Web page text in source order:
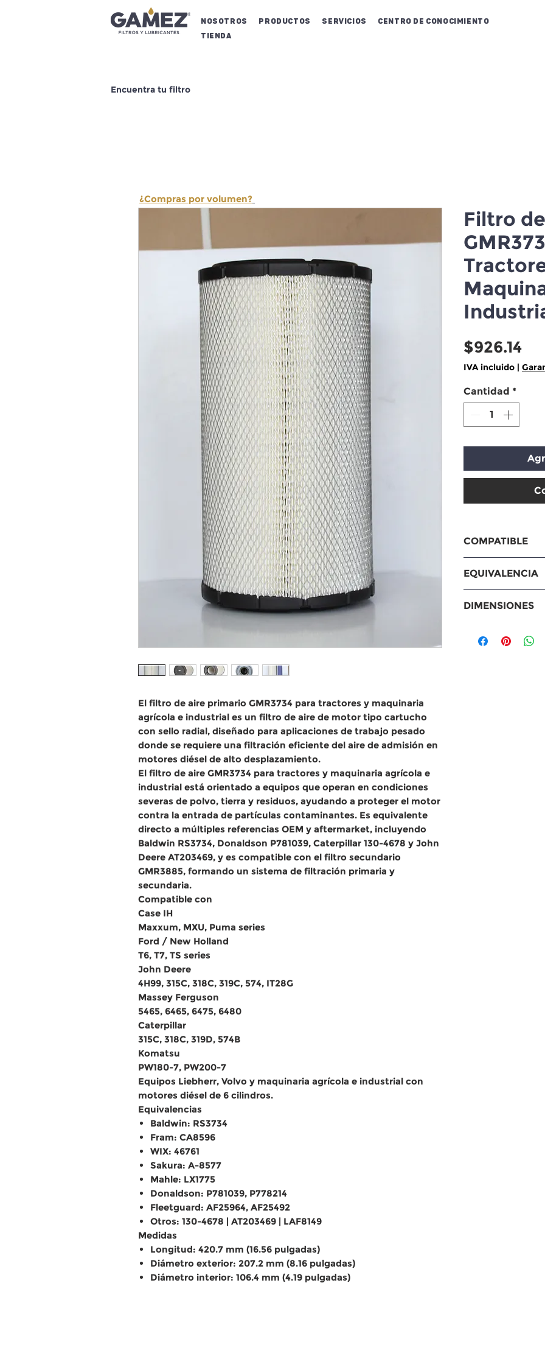
NOSOTROS Productos Servicios
Centro de conocimiento
Tienda
Encuentra tu filtro
El filtro de aire primario GMR3734 para tractores y maquinaria
agrícola e industrial es un filtro de aire de motor tipo cartucho
con sello radial, diseñado para aplicaciones de trabajo pesado
donde se requiere una filtración eficiente del aire de admisión en
motores diésel de alto desplazamiento.
El filtro de aire GMR3734 para tractores y maquinaria agrícola e
industrial está orientado a equipos que operan en condiciones
severas de polvo, tierra y residuos, ayudando a proteger el motor
contra la entrada de partículas contaminantes. Es equivalente
directo a múltiples referencias OEM y aftermarket, incluyendo
Baldwin RS3734, Donaldson P781039, Caterpillar 130-4678 y John
Deere AT203469, y es compatible con el filtro secundario
GMR3885, formando un sistema de filtración primaria y
secundaria.
Compatible con
Case IH
Maxxum, MXU, Puma series
Ford / New Holland
T6, T7, TS series
John Deere
4H99, 315C, 318C, 319C, 574, IT28G
Massey Ferguson
5465, 6465, 6475, 6480
Caterpillar
315C, 318C, 319D, 574B
Komatsu
PW180-7, PW200-7
Equipos Liebherr, Volvo y maquinaria agrícola e industrial con
motores diésel de 6 cilindros.
Equivalencias
Baldwin: RS3734
Fram: CA8596
WIX: 46761
Sakura: A-8577
Mahle: LX1775
Donaldson: P781039, P778214
Fleetguard: AF25964, AF25492
Otros: 130-4678 | AT203469 | LAF8149
Medidas
Longitud: 420.7 mm (16.56 pulgadas)
Diámetro exterior: 207.2 mm (8.16 pulgadas)
Diámetro interior: 106.4 mm (4.19 pulgadas)
Filtro
$926.14
IVA incluido |
Cantidad *
COMPATIBLE
Case IH
Maxxum, MXU,
Ford / New
John Deere
EQUIVALENCIA
Baldwin:
WIX: 46761
DIMENSIONES
Longitud:
¿Compras por volumen?